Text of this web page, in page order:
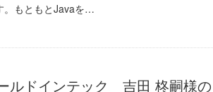
。もともとJavaを…
ルドインテック 吉田 柊嗣様の